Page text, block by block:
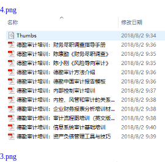
4.png
3.png